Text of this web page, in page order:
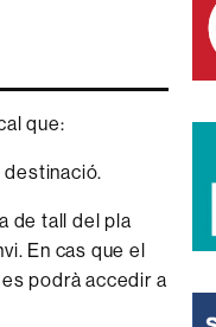
que:
destinació.
de tall del pla
En cas que el
podrà accedir a